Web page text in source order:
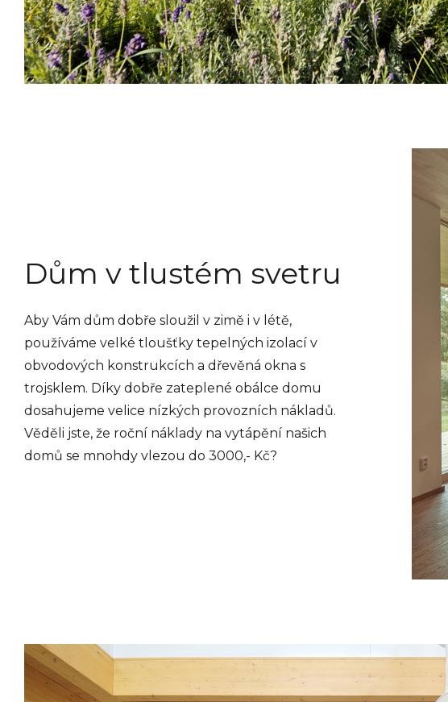
Dům v tlustém svetru
Aby Vám dům dobře sloužil v zimě i v létě,
používáme velké tloušťky tepelných izolací v
obvodových konstrukcích a dřevěná okna s
trojsklem. Díky dobře zateplené obálce domu
dosahujeme velice nízkých provozních nákladů.
Věděli jste, že roční náklady na vytápění našich
domů se mnohdy vlezou do 3000,- Kč?